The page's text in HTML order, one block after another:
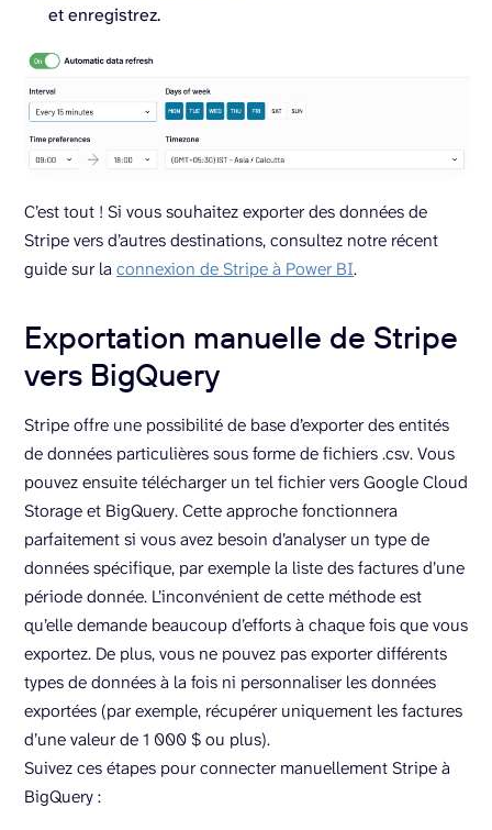
et enregistrez.
C’est tout ! Si vous souhaitez exporter des données de
Stripe vers d’autres destinations, consultez notre récent
guide sur laconnexion de Stripe à Power BI.
Exportation manuelle de Stripe
vers BigQuery
Stripe offre une possibilité de base d’exporter des entités
de données particulières sous forme de fichiers .csv. Vous
pouvez ensuite télécharger un tel fichier vers Google Cloud
Storage et BigQuery. Cette approche fonctionnera
parfaitement si vous avez besoin d’analyser un type de
données spécifique, par exemple la liste des factures d’une
période donnée. L’inconvénient de cette méthode est
qu’elle demande beaucoup d’efforts à chaque fois que vous
exportez. De plus, vous ne pouvez pas exporter différents
types de données à la fois ni personnaliser les données
exportées (par exemple, récupérer uniquement les factures
d’une valeur de 1 000 $ ou plus).
Suivez ces étapes pour connecter manuellement Stripe à
BigQuery :